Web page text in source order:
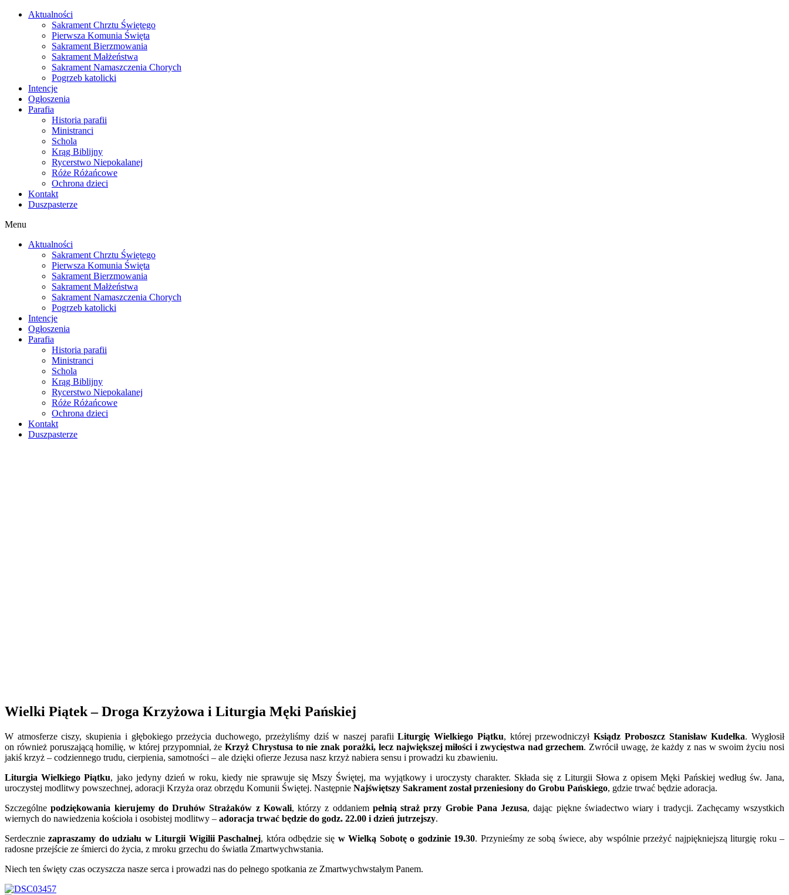
Skip
Aktualności
Sakrament Chrztu Świętego
Pierwsza Komunia Święta
Sakrament Bierzmowania
Sakrament Małżeństwa
Sakrament Namaszczenia Chorych
Pogrzeb katolicki
Intencje
Ogłoszenia
Parafia
Historia parafii
Ministranci
Schola
Krąg Biblijny
Rycerstwo Niepokalanej
Róże Różańcowe
Ochrona dzieci
Kontakt
Duszpasterze
Menu
Aktualności
Sakrament Chrztu Świętego
Pierwsza Komunia Święta
Sakrament Bierzmowania
Sakrament Małżeństwa
Sakrament Namaszczenia Chorych
Pogrzeb katolicki
Intencje
Ogłoszenia
Parafia
Historia parafii
Ministranci
Schola
Krąg Biblijny
Rycerstwo Niepokalanej
Róże Różańcowe
Ochrona dzieci
Kontakt
Duszpasterze
Wielki Piątek – Droga Krzyżowa i Liturgia Męki Pańskiej
W atmosferze ciszy, skupienia i głębokiego przeżycia duchowego, przeżyliśmy dziś w naszej parafiiLiturgię Wielkiego Piątku, której przewodniczyłKsiądz Proboszcz Stanisław Kudełka. Wygłosił
on również poruszającą homilię, w której przypomniał, żeKrzyż Chrystusa to nie znak porażki, lecz największej miłości i zwycięstwa nad grzechem. Zwrócił uwagę, że każdy z nas w swoim życiu nosi
jakiś krzyż – codziennego trudu, cierpienia, samotności – ale dzięki ofierze Jezusa nasz krzyż nabiera sensu i prowadzi ku zbawieniu.
Liturgia Wielkiego Piątku, jako jedyny dzień w roku, kiedy nie sprawuje się Mszy Świętej, ma wyjątkowy i uroczysty charakter. Składa się z Liturgii Słowa z opisem Męki Pańskiej według św. Jana,
uroczystej modlitwy powszechnej, adoracji Krzyża oraz obrzędu Komunii Świętej. Następnie Najświętszy Sakrament został przeniesiony do Grobu Pańskiego, gdzie trwać będzie adoracja.
Szczególnepodziękowania kierujemy do Druhów Strażaków z Kowali, którzy z oddaniem pełnią straż przy Grobie Pana Jezusa, dając piękne świadectwo wiary i tradycji. Zachęcamy wszystkich
wiernych do nawiedzenia kościoła i osobistej modlitwy – adoracja trwać będzie do godz. 22.00 i dzień jutrzejszy.
Serdeczniezapraszamy do udziału w Liturgii Wigilii Paschalnej, która odbędzie się w Wielką Sobotę o godzinie 19.30. Przynieśmy ze sobą świece, aby wspólnie przeżyć najpiękniejszą liturgię roku –
radosne przejście ze śmierci do życia, z mroku grzechu do światła Zmartwychwstania.
Niech ten święty czas oczyszcza nasze serca i prowadzi nas do pełnego spotkania ze Zmartwychwstałym Panem.